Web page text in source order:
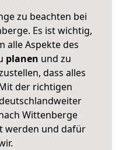
zu beachten bei
Es ist wichtig,
alle Aspekte des
planen und zu
dass alles
der richtigen
Wittenberge
werden und dafür